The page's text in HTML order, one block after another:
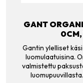
GANT
0CM,
Gantin ylelliset
luomulaatuisina.
valmistettu